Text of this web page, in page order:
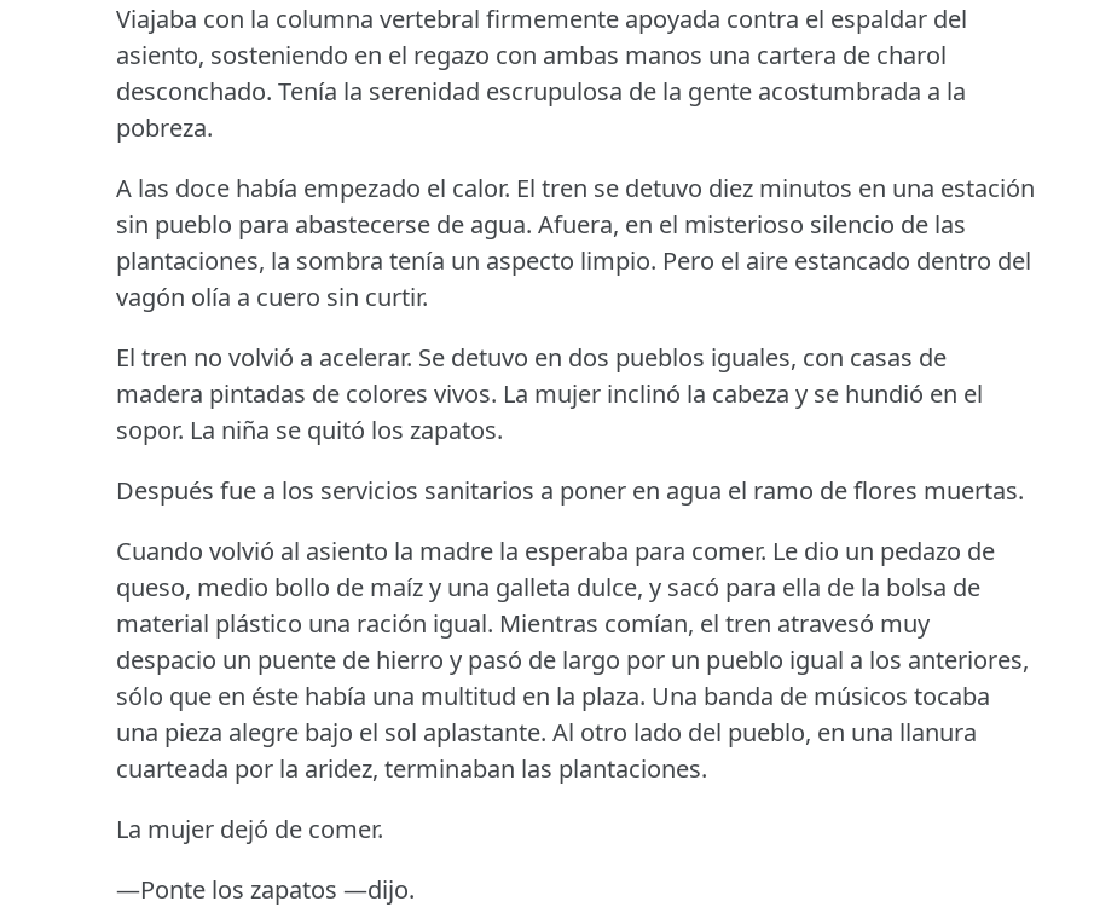
Viajaba con la columna vertebral firmemente apoyada contra el espaldar del
asiento, sosteniendo en el regazo con ambas manos una cartera de charol
desconchado. Tenía la serenidad escrupulosa de la gente acostumbrada a la
pobreza.
A las doce había empezado el calor. El tren se detuvo diez minutos en una estación
sin pueblo para abastecerse de agua. Afuera, en el misterioso silencio de las
plantaciones, la sombra tenía un aspecto limpio. Pero el aire estancado dentro del
vagón olía a cuero sin curtir.
El tren no volvió a acelerar. Se detuvo en dos pueblos iguales, con casas de
madera pintadas de colores vivos. La mujer inclinó la cabeza y se hundió en el
sopor. La niña se quitó los zapatos.
Después fue a los servicios sanitarios a poner en agua el ramo de flores muertas.
Cuando volvió al asiento la madre la esperaba para comer. Le dio un pedazo de
queso, medio bollo de maíz y una galleta dulce, y sacó para ella de la bolsa de
material plástico una ración igual. Mientras comían, el tren atravesó muy
despacio un puente de hierro y pasó de largo por un pueblo igual a los anteriores,
sólo que en éste había una multitud en la plaza. Una banda de músicos tocaba
una pieza alegre bajo el sol aplastante. Al otro lado del pueblo, en una llanura
cuarteada por la aridez, terminaban las plantaciones.
La mujer dejó de comer.
—Ponte los zapatos —dijo.